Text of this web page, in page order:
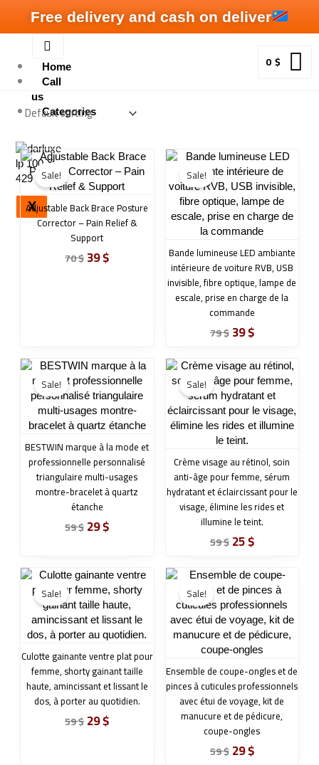
content
Free delivery and cash on deliver
Home
Call
us
Categories
X
0$
Sale!
Adjustable Back Brace Posture
Corrector – Pain Relief &
Support
70$
Original
price
was:
70 $.
39$
Current
price
is:
39 $.
Sale!
Bande lumineuse LED ambiante
intérieure de voiture RVB, USB
invisible, fibre optique, lampe de
escale, prise en charge de la
commande
79$
Original
price
was:
79 $.
39$
Current
price
is:
39 $.
Sale!
BESTWIN marque à la mode et
professionnelle personnalisé
triangulaire multi-usages
montre-bracelet à quartz
étanche
59$
Original
price
was:
59 $.
29$
Current
price
is:
29 $.
Sale!
Crème visage au rétinol, soin
anti-âge pour femme, sérum
hydratant et éclaircissant pour le
visage, élimine les rides et
illumine le teint.
59$
Original
price
was:
59 $.
25$
Current
price
is:
25 $.
Sale!
Culotte gainante ventre plat pour
femme, shorty gainant taille
haute, amincissant et lissant le
dos, à porter au quotidien.
59$
Original
price
was:
59 $.
29$
Current
price
is:
29 $.
Sale!
Ensemble de coupe-ongles et de
pinces à cuticules professionnels
avec étui de voyage, kit de
manucure et de pédicure,
coupe-ongles
59$
Original
price
was:
59 $.
29$
Current
price
is:
29 $.